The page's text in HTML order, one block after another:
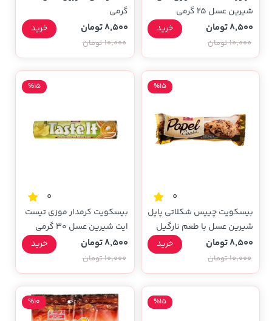
شیرین عسل 25 گرمی
8,500 تومان
10,000 تومان
خرید
گرمی
8,500 تومان
10,000 تومان
خرید
0
بیسکویت چیپس شکلاتی پاپل
شیرین عسل با طعم نارگیل
30 گرمی
%15
8,500 تومان
10,000 تومان
خرید
0
بیسکویت کرمدار موزی تیست
ایت شیرین عسل 30 گرمی
%15
8,500 تومان
10,000 تومان
خرید
%15
%10